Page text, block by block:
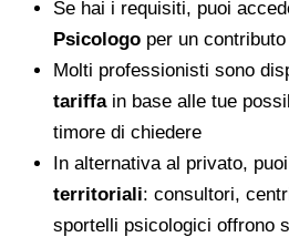
Se hai i requisiti, puoi
Psicologo per un
Molti professionisti sono
tariffain base alle tue
timore di chiedere
In alternativa al privato,
territoriali: consultori,
sportelli psicologici offrono